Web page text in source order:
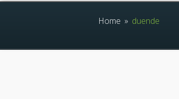
Home » duende